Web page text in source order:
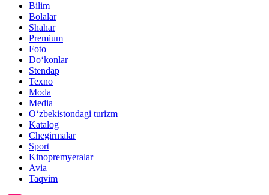
Bilim
Bolalar
Shahar
Premium
Foto
Do‘konlar
Stendap
Texno
Moda
Media
O‘zbekistondagi turizm
Katalog
Chegirmalar
Sport
Kinopremyeralar
Avia
Taqvim